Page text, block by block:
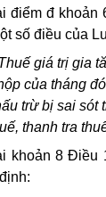
điểm đ
số điều của
giá trị gia
của tháng
trừ bị sai sót
thanh tra
khoản 8 Điều